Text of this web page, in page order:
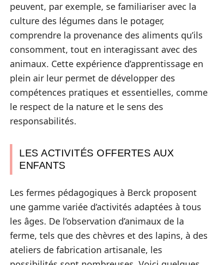
peuvent, par exemple, se familiariser avec la
culture des légumes dans le potager,
comprendre la provenance des aliments qu’ils
consomment, tout en interagissant avec des
animaux. Cette expérience d’apprentissage en
plein air leur permet de développer des
compétences pratiques et essentielles, comme
le respect de la nature et le sens des
responsabilités.
LES ACTIVITÉS OFFERTES AUX
ENFANTS
Les fermes pédagogiques à Berck proposent
une gamme variée d’activités adaptées à tous
les âges. De l’observation d’animaux de la
ferme, tels que des chèvres et des lapins, à des
ateliers de fabrication artisanale, les